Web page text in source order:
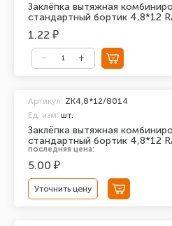
Заклёпка вытяжная
стандартный бортик 4,8*12
1.22 ₽
Заклёпка вытяжная
стандартный бортик 4,8*12
Артикул: ZK4,8*12/8014
Ед. изм. шт.
последняя цена:
5.00 ₽
Уточнить цену